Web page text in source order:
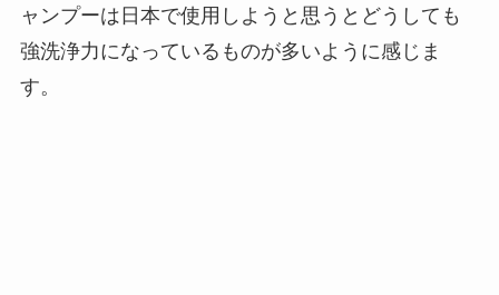
ャンプーは日本で使用しようと思うとどうしても
強洗浄力になっているものが多いように感じま
す。